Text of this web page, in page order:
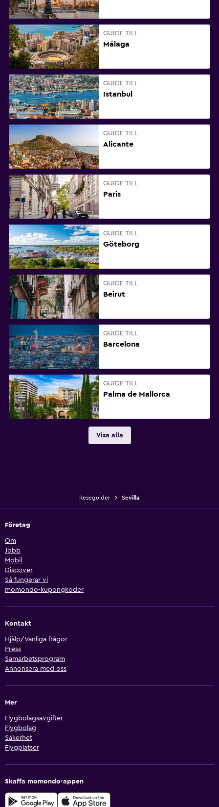
GUIDE TILL
Málaga
GUIDE TILL
Istanbul
GUIDE TILL
Alicante
GUIDE TILL
Paris
GUIDE TILL
Göteborg
GUIDE TILL
Beirut
GUIDE TILL
Barcelona
GUIDE TILL
Palma de Mallorca
Visa alla
Reseguider Sevilla
Företag
Om
Jobb
Mobil
Discover
Så fungerar vi
momondo-kupongkoder
Kontakt
Hjälp/Vanliga frågor
Press
Samarbetsprogram
Annonsera med oss
Mer
Flygbolagsavgifter
Flygbolag
Säkerhet
Flygplatser
Skaffa momondo-appen